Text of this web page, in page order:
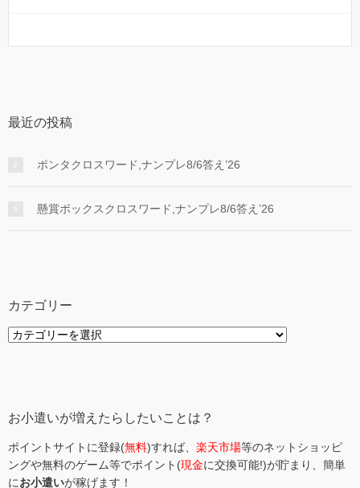
最近の投稿
ポンタクロスワード,ナンプレ8/6答え’26
懸賞ボックスクロスワード,ナンプレ8/6答え’26
カテゴリー
カ
お小遣いが増えたらしたいことは？
ポイントサイトに登録(無料)すれば、 楽天市場等のネットショッピ
ングや無料のゲーム等でポイント(現金に交換可能!)が貯まり、簡単
にお小遣いが稼げます！